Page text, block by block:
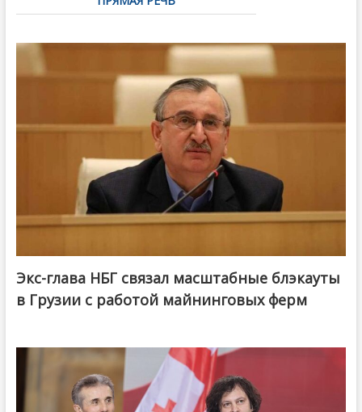
Экс-глава НБГ связал масштабные блэкауты
в Грузии с работой майнинговых ферм